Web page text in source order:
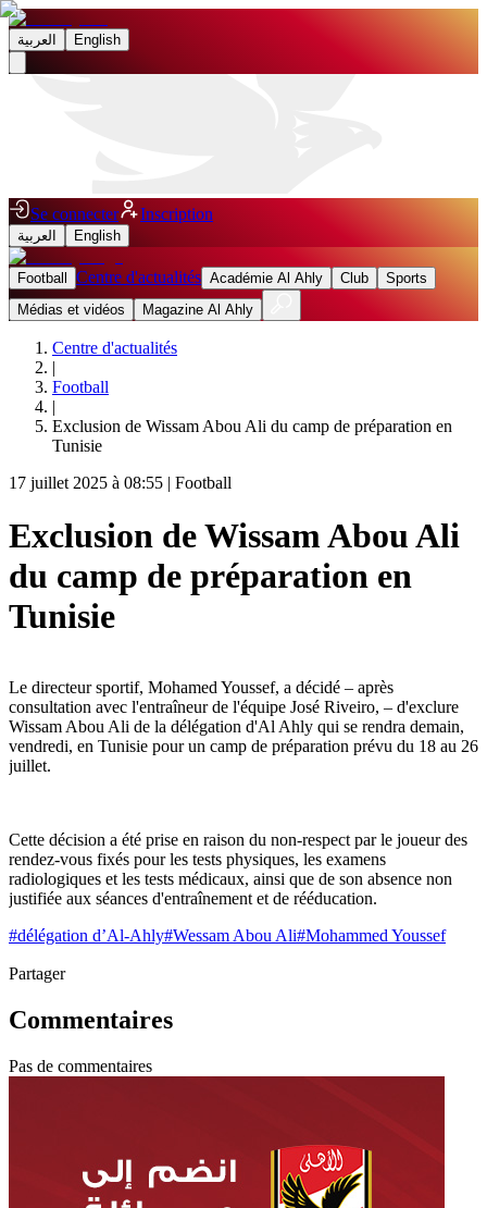
العربية English
Se connecter Inscription
العربية English
Football Centre d'actualités Académie Al Ahly Club
Sports
Médias et vidéos
Magazine Al Ahly
Centre d'actualités
|
Football
|
Exclusion de Wissam Abou Ali du camp de préparation en
Tunisie
17 juillet 2025 à 08:55 | Football
Exclusion de Wissam Abou Ali
du camp de préparation en
Tunisie
Le directeur sportif, Mohamed Youssef, a décidé – après
consultation avec l'entraîneur de l'équipe José Riveiro, – d'exclure
Wissam Abou Ali de la délégation d'Al Ahly qui se rendra demain,
vendredi, en Tunisie pour un camp de préparation prévu du 18 au 26
juillet.
Cette décision a été prise en raison du non-respect par le joueur des
rendez-vous fixés pour les tests physiques, les examens
radiologiques et les tests médicaux, ainsi que de son absence non
justifiée aux séances d'entraînement et de rééducation.
#délégation d’Al-Ahly#Wessam Abou Ali#Mohammed Youssef
Partager
Commentaires
Pas de commentaires